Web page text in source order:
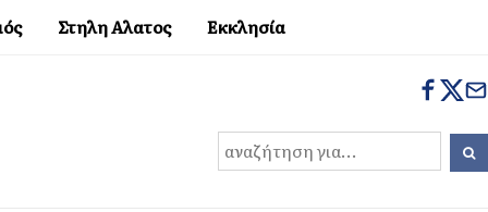
Στηλη Αλατος Εκκλησία